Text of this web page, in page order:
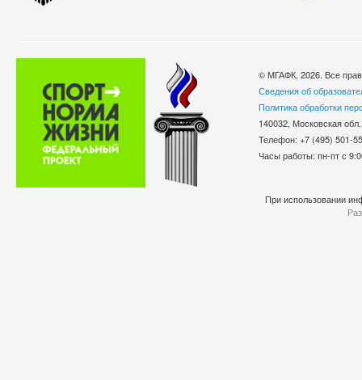
© МГАФК, 2026. Все
Сведения об
Политика обработки
140032, Московская
Телефон: +7 (495)
Часы работы: пн-пт с
При использовании